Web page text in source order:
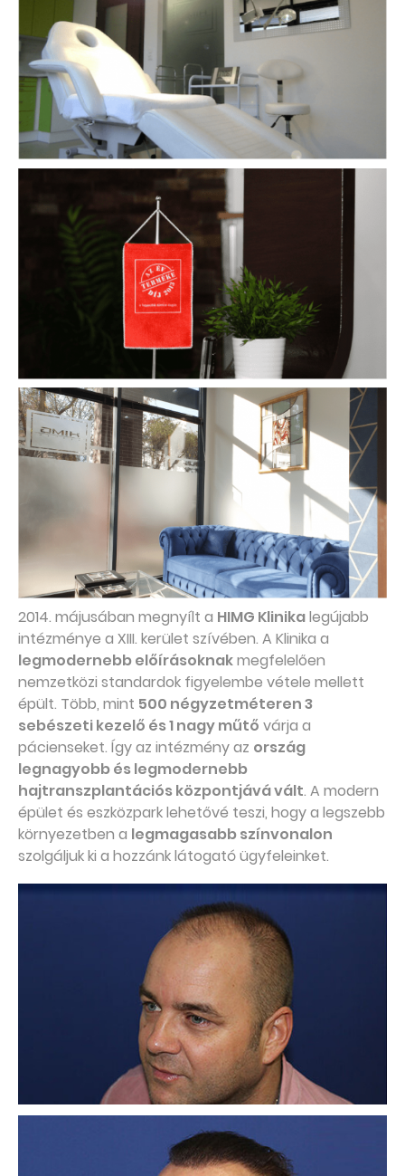
2014. májusában megnyílt a HIMG Klinikalegújabb
intézménye a XIII. kerület szívében. A Klinika a
legmodernebb előírásoknakmegfelelően
nemzetközi standardok figyelembe vétele mellett
épült. Több, mint 500 négyzetméteren 3
sebészeti kezelő és 1 nagy műtő várja a
pácienseket. Így az intézmény az ország
legnagyobb és legmodernebb
hajtranszplantációs központjává vált. A modern
épület és eszközpark lehetővé teszi, hogy a legszebb
környezetben a legmagasabb színvonalon
szolgáljuk ki a hozzánk látogató ügyfeleinket.